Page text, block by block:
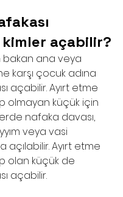
kimler açabilir?
bakan ana veya
karşı çocuk adına
açabilir. Ayırt etme
olmayan küçük için
nafaka davası,
veya vasi
açılabilir. Ayırt etme
olan küçük de
açabilir.